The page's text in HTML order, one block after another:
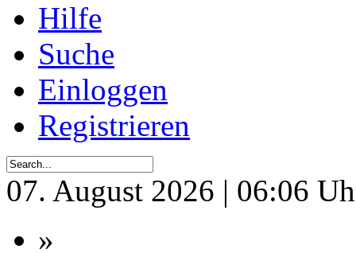
Hilfe
Suche
Einloggen
Registrieren
07. August 2026 | 06:06
»